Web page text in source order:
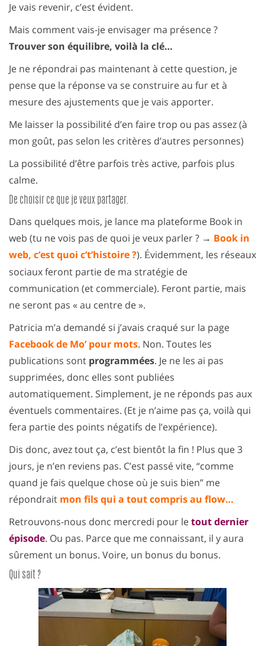
Je vais revenir, c’est évident.
Mais comment vais-je envisager ma présence ?
Trouver son équilibre, voilà la clé…
Je ne répondrai pas maintenant à cette question, je
pense que la réponse va se construire au fur et à
mesure des ajustements que je vais apporter.
Me laisser la possibilité d’en faire trop ou pas assez (à
mon goût, pas selon les critères d’autres personnes)
La possibilité d’être parfois très active, parfois plus
calme.
De choisir ce que je veux partager.
Dans quelques mois, je lance ma plateforme Book in
web (tu ne vois pas de quoi je veux parler ? → Book in
web, c’est quoi c’t’histoire ?). Évidemment, les réseaux
sociaux feront partie de ma stratégie de
communication (et commerciale). Feront partie, mais
ne seront pas « au centre de ».
Patricia m’a demandé si j’avais craqué sur la page
Facebook de Mo’ pour mots. Non. Toutes les
publications sont programmées. Je ne les ai pas
supprimées, donc elles sont publiées
automatiquement. Simplement, je ne réponds pas aux
éventuels commentaires. (Et je n’aime pas ça, voilà qui
fera partie des points négatifs de l’expérience).
Dis donc, avez tout ça, c’est bientôt la fin ! Plus que 3
jours, je n’en reviens pas. C’est passé vite, “comme
quand je fais quelque chose où je suis bien” me
répondrait mon fils qui a tout compris au flow…
Retrouvons-nous donc mercredi pour letout dernier
épisode. Ou pas. Parce que me connaissant, il y aura
sûrement un bonus. Voire, un bonus du bonus.
Qui sait ?